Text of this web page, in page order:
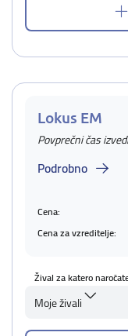
Lokus EM
Povprečni čas
Podrobno
Cena:
Cena za vzreditelje:
Žival za katero
Moje živali